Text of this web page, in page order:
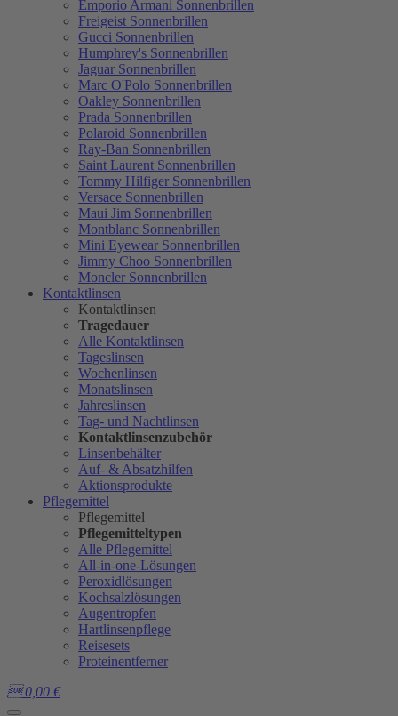
Emporio Armani Sonnenbrillen
Freigeist Sonnenbrillen
Gucci Sonnenbrillen
Humphrey's Sonnenbrillen
Jaguar Sonnenbrillen
Marc O'Polo Sonnenbrillen
Oakley Sonnenbrillen
Prada Sonnenbrillen
Polaroid Sonnenbrillen
Ray-Ban Sonnenbrillen
Saint Laurent Sonnenbrillen
Tommy Hilfiger Sonnenbrillen
Versace Sonnenbrillen
Maui Jim Sonnenbrillen
Montblanc Sonnenbrillen
Mini Eyewear Sonnenbrillen
Jimmy Choo Sonnenbrillen
Moncler Sonnenbrillen
Kontaktlinsen
Kontaktlinsen
Tragedauer
Alle Kontaktlinsen
Tageslinsen
Wochenlinsen
Monatslinsen
Jahreslinsen
Tag- und Nachtlinsen
Kontaktlinsenzubehör
Linsenbehälter
Auf- & Absatzhilfen
Aktionsprodukte
Pflegemittel
Pflegemittel
Pflegemitteltypen
Alle Pflegemittel
All-in-one-Lösungen
Peroxidlösungen
Kochsalzlösungen
Augentropfen
Hartlinsenpflege
Reisesets
Proteinentferner
 0,00 €